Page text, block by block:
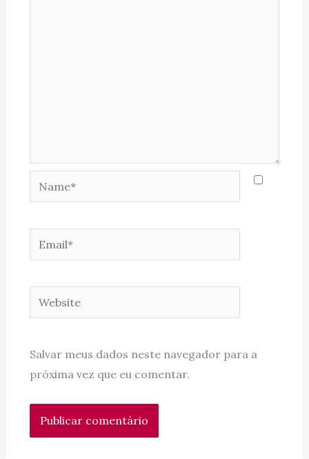
Name*
Email*
Website
Salvar meus dados neste navegador para a
próxima vez que eu comentar.